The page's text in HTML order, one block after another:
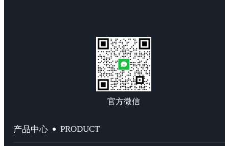
官方微信
产品中心 PRODUCT